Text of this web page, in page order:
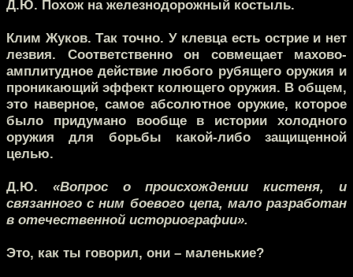
Д.Ю. Похож на железнодорожный костыль.
Клим Жуков.Так точно. У клевца есть острие и нет
лезвия. Соответственно он совмещает махово-
амплитудное действие любого рубящего оружия и
проникающий эффект колющего оружия. В общем,
это наверное, самое абсолютное оружие, которое
было придумано вообще в истории холодного
оружия для борьбы какой-либо защищенной
целью.
Д.Ю. «Вопрос о происхождении кистеня, и
связанного с ним боевого цепа, мало разработан
в отечественной историографии».
Это, как ты говорил, они – маленькие?